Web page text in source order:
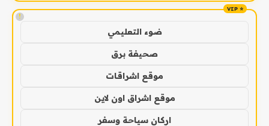
!
ضوء التعليمي
صحيفة برق
موقع اشراقات
موقع اشراق اون لاين
اركان سياحة وسفر